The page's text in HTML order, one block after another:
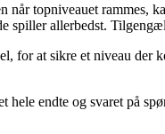
når topniveauet rammes,
spiller allerbedst.
for at sikre et niveau der
endte og svaret på